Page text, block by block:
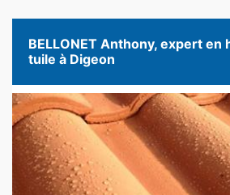
BELLONET Anthony, expert en
tuile à Digeon